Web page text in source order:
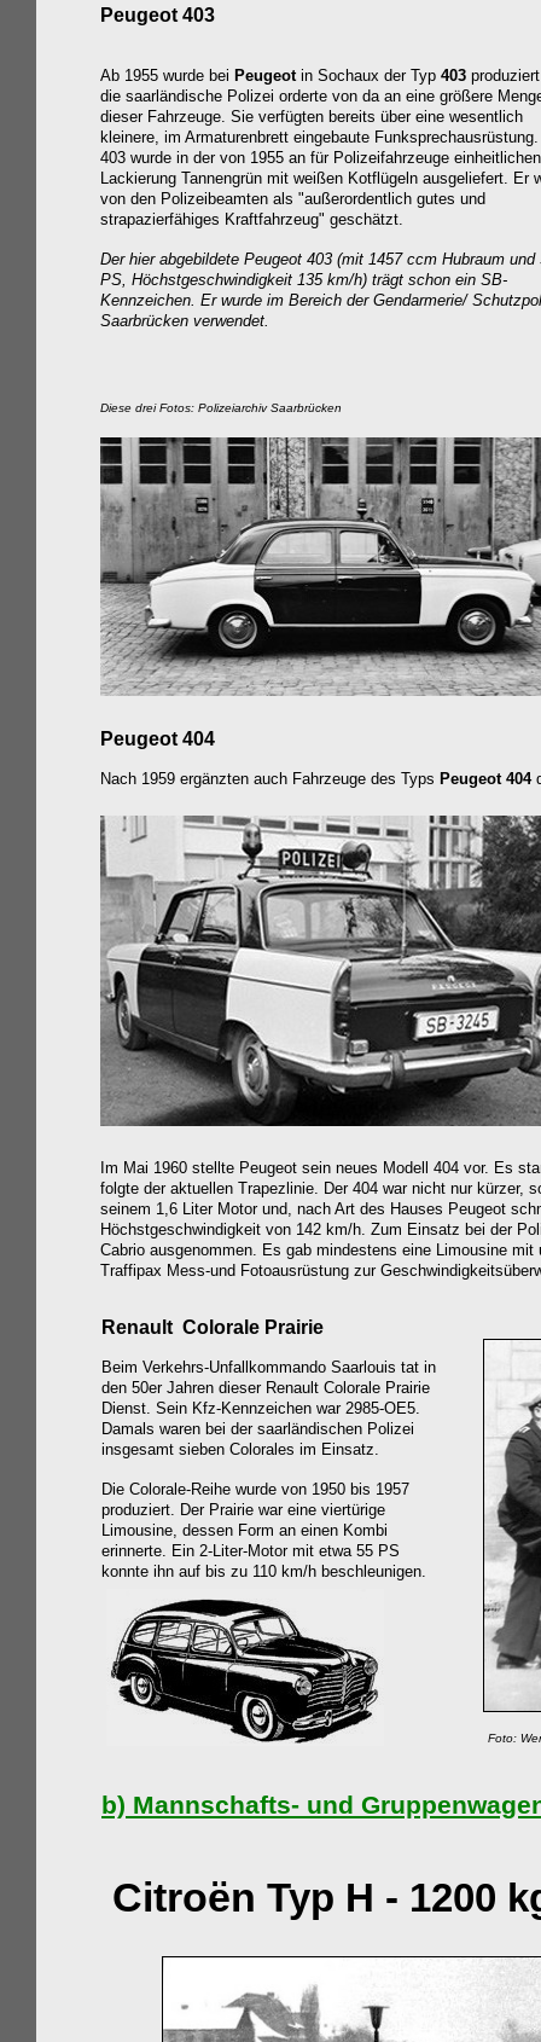
Peugeot 403
Ab 1955 wurde bei Peugeot in Sochaux der Typ 403
die saarländische Polizei orderte von da an eine größere
dieser Fahrzeuge. Sie verfügten bereits über eine wesentlich
kleinere, im Armaturenbrett eingebaute
403 wurde in der von 1955 an für Polizeifahrzeuge einheitlichen
Lackierung Tannengrün mit weißen Kotflügeln ausgeliefert. Er
von den Polizeibeamten als "außerordentlich gutes und
strapazierfähiges Kraftfahrzeug" geschätzt.
Der hier abgebildete Peugeot 403 (mit 1457 ccm Hubraum und
PS, Höchstgeschwindigkeit 135 km/h) trägt schon ein SB-
Kennzeichen. Er wurde im Bereich der Gendarmerie/
Saarbrücken verwendet.
Diese drei Fotos: Polizeiarchiv Saarbrücken
Peugeot 404
Nach 1959 ergänzten auch Fahrzeuge des Typs Peugeot 404
Im Mai 1960 stellte Peugeot sein neues Modell 404 vor. Es
folgte der aktuellen Trapezlinie. Der 404 war nicht nur kürzer,
seinem 1,6 Liter Motor und, nach Art des Hauses Peugeot
Höchstgeschwindigkeit von 142 km/h. Zum Einsatz bei der
Cabrio ausgenommen. Es gab mindestens eine Limousine
Traffipax Mess-und Fotoausrüstung zur
Renault Colorale Prairie
Beim Verkehrs-Unfallkommando Saarlouis tat in
den 50er Jahren dieser Renault Colorale Prairie
Dienst. Sein Kfz-Kennzeichen war 2985-OE5.
Damals waren bei der saarländischen Polizei
insgesamt sieben Colorales im Einsatz.
Die Colorale-Reihe wurde von 1950 bis 1957
produziert. Der Prairie war eine viertürige
Limousine, dessen Form an einen Kombi
erinnerte. Ein 2-Liter-Motor mit etwa 55 PS
konnte ihn auf bis zu 110 km/h beschleunigen.
Foto: Werner
b) Mannschafts- und
Citroën Typ H - 1200